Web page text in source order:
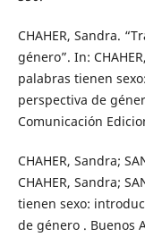
CHAHER, Sandra.
género”. In:
palabras tienen
perspectiva de
Comunicación
CHAHER, Sandra;
CHAHER, Sandra;
tienen sexo:
de género . Buenos